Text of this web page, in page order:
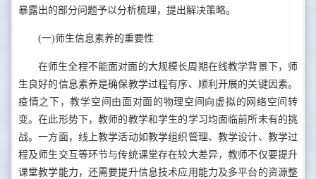
暴露出的部分问题予以分析梳理，提出解决策略。
(一)师生信息素养的重要性
在师生全程不能面对面的大规模长周期在线教学背景下，师
生良好的信息素养是确保教学过程有序、顺利开展的关键因素。
疫情之下，教学空间由面对面的物理空间向虚拟的网络空间转
变。在此形势下，教师的教学和学生的学习均面临前所未有的挑
战。一方面，线上教学活动如教学组织管理、教学设计、教学过
程及师生交互等环节与传统课堂存在较大差异，教师不仅要提升
课堂教学能力，还需要提升信息技术应用能力及多平台的资源整